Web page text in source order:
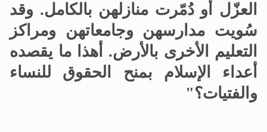
العزّل أو دُمّرت منازلهن بالكامل. وقد
سُويت مدارسهن وجامعاتهن ومراكز
التعليم الأخرى بالأرض. أهذا ما يقصده
أعداء الإسلام بمنح الحقوق للنساء
والفتيات؟"